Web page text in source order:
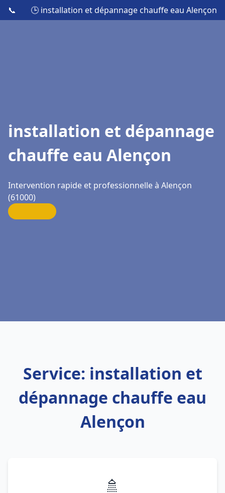
📞 🕒 installation et dépannage chauffe eau Alençon
installation et dépannage
chauffe eau Alençon
Intervention rapide et professionnelle à Alençon
(61000)
Service: installation et
dépannage chauffe eau
Alençon
🚿